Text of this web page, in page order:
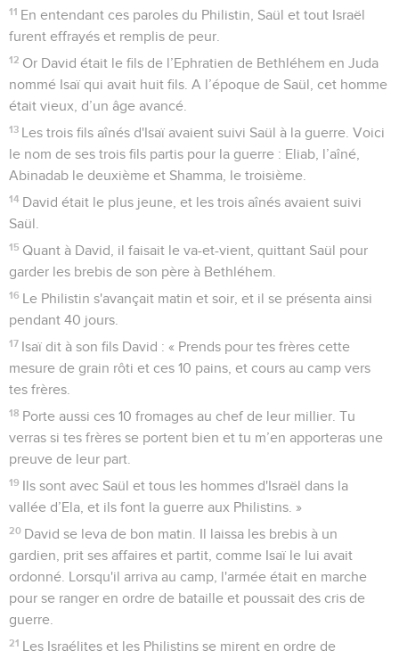
11 En entendant ces paroles du Philistin, Saül et tout Israël
furent effrayés et remplis de peur.
12 Or David était le fils de l’Ephratien de Bethléhem en Juda
nommé Isaï qui avait huit fils. A l’époque de Saül, cet homme
était vieux, d’un âge avancé.
13 Les trois fils aînés d'Isaï avaient suivi Saül à la guerre. Voici
le nom de ses trois fils partis pour la guerre : Eliab, l’aîné,
Abinadab le deuxième et Shamma, le troisième.
14 David était le plus jeune, et les trois aînés avaient suivi
Saül.
15 Quant à David, il faisait le va-et-vient, quittant Saül pour
garder les brebis de son père à Bethléhem.
16 Le Philistin s'avançait matin et soir, et il se présenta ainsi
pendant 40 jours.
17 Isaï dit à son fils David : « Prends pour tes frères cette
mesure de grain rôti et ces 10 pains, et cours au camp vers
tes frères.
18 Porte aussi ces 10 fromages au chef de leur millier. Tu
verras si tes frères se portent bien et tu m’en apporteras une
preuve de leur part.
19 Ils sont avec Saül et tous les hommes d'Israël dans la
vallée d’Ela, et ils font la guerre aux Philistins. »
20 David se leva de bon matin. Il laissa les brebis à un
gardien, prit ses affaires et partit, comme Isaï le lui avait
ordonné. Lorsqu'il arriva au camp, l'armée était en marche
pour se ranger en ordre de bataille et poussait des cris de
guerre.
21 Les Israélites et les Philistins se mirent en ordre de